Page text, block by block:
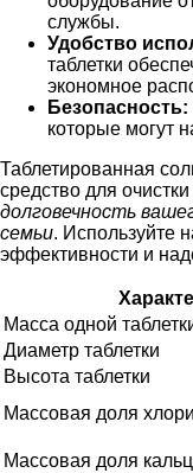
службы.
Удобство
таблетки
экономное
Безопасность:
которые могут
Таблетированная
средство для
долговечность
семьи. Используйте
эффективности и
Масса одной
Диаметр таблетки
Высота таблетки
Массовая доля
Массовая доля